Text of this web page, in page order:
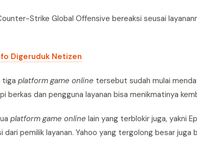
Strike Global Offensive bereaksi seusai
Digeruduk Netizen
tiga platform game online tersebut sudah mulai
berkas dan pengguna layanan bisa menikmatinya
platform game online lain yang terblokir juga, yakni
dari pemilik layanan. Yahoo yang tergolong besar